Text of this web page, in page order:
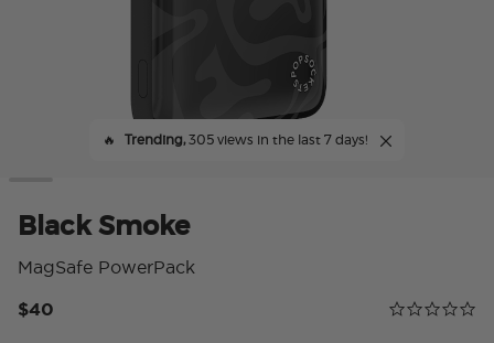
🔥 Trending,305 views in the last 7 days!
Black Smoke
MagSafe PowerPack
0.0 star rating
$40